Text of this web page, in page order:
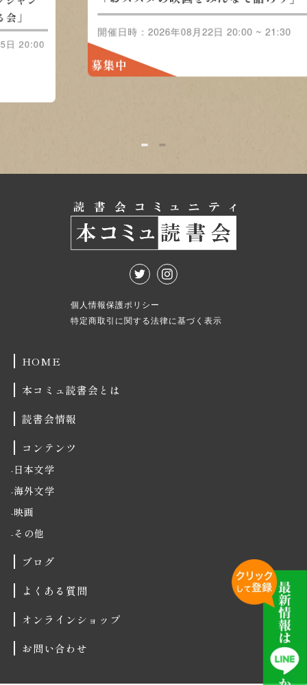
映画をみんなで語ろう」
開催日時：2026年08月22日 20:00 ~
21:30
ル-
1
個人情報保護ポリシー
特定商取引に関する法律に基づく表示
HOME
本コミュ読書会とは
読書会情報
コンテンツ
日本文学
海外文学
映画
その他
ブログ
よくある質問
オンラインショップ
お問い合わせ